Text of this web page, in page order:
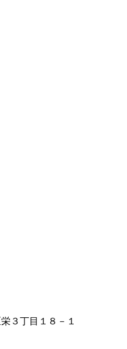
３丁目１８－１